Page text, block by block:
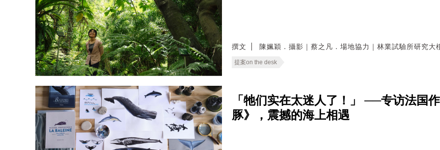
撰文 陳姵穎．攝影｜蔡之凡．場地協力｜林業試驗所研究大
提案on the desk
「牠们实在太迷人了！」 ──专访法国
豚》，震撼的海上相遇